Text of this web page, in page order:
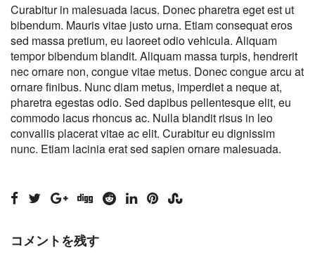
Curabitur in malesuada lacus. Donec pharetra eget est ut
bibendum. Mauris vitae justo urna. Etiam consequat eros
sed massa pretium, eu laoreet odio vehicula. Aliquam
tempor bibendum blandit. Aliquam massa turpis, hendrerit
nec ornare non, congue vitae metus. Donec congue arcu at
ornare finibus. Nunc diam metus, imperdiet a neque at,
pharetra egestas odio. Sed dapibus pellentesque elit, eu
commodo lacus rhoncus ac. Nulla blandit risus in leo
convallis placerat vitae ac elit. Curabitur eu dignissim
nunc. Etiam lacinia erat sed sapien ornare malesuada.
コメントを残す